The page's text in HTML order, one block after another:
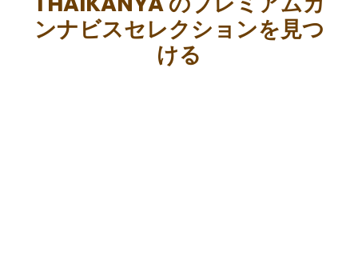
ンナビスセレクションを見つ
ける